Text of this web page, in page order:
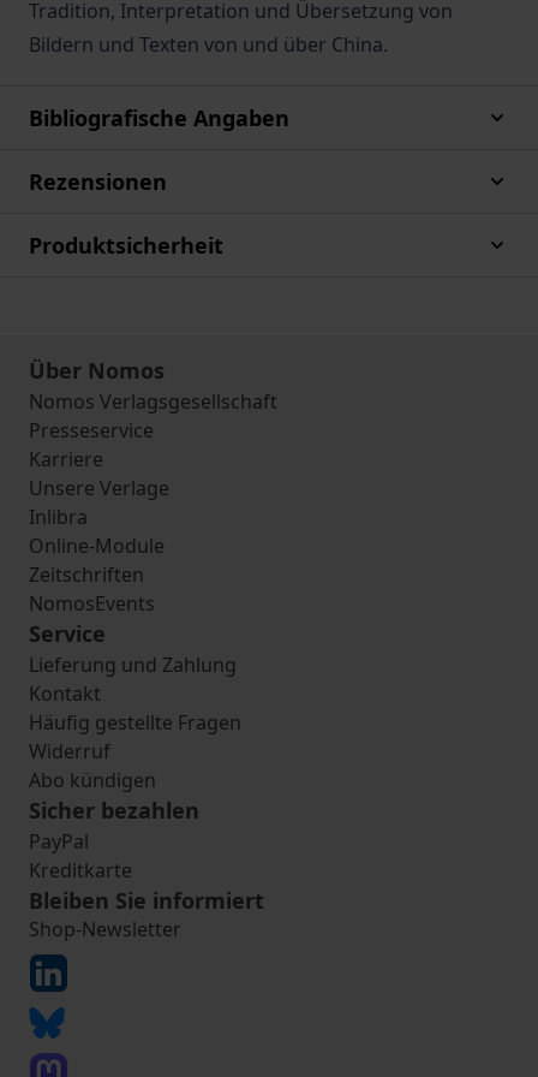
Tradition, Interpretation und Übersetzung von
Bildern und Texten von und über China.
Bibliografische Angaben
Rezensionen
Produktsicherheit
Über Nomos
Nomos Verlagsgesellschaft
Presseservice
Karriere
Unsere Verlage
Inlibra
Online-Module
Zeitschriften
NomosEvents
Service
Lieferung und Zahlung
Kontakt
Häufig gestellte Fragen
Widerruf
Abo kündigen
Sicher bezahlen
PayPal
Kreditkarte
Bleiben Sie informiert
Shop-Newsletter